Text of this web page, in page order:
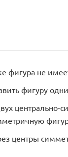
фигура не
фигуру
центрально-
центры